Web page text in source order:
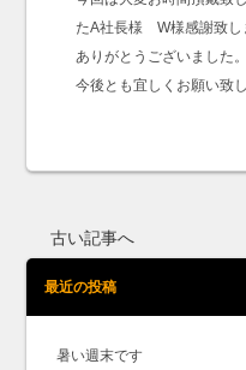
たA社長様 W様感謝致し
ありがとうございました。
今後とも宜しくお願い致し
古い記事へ
最近の投稿
暑い週末です